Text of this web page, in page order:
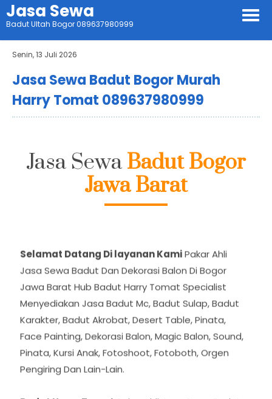
Jasa Sewa
Badut Ultah Bogor 089637980999
Senin, 13 Juli 2026
Jasa Sewa Badut Bogor Murah
Harry Tomat 089637980999
Jasa Sewa Badut Bogor
Jawa Barat
Selamat Datang Di layanan KamiPakar Ahli
Jasa Sewa Badut Dan Dekorasi Balon Di Bogor
Jawa Barat Hub Badut Harry Tomat Specialist
Menyediakan Jasa Badut Mc, Badut Sulap, Badut
Karakter, Badut Akrobat, Desert Table, Pinata,
Face Painting, Dekorasi Balon, Magic Balon, Sound,
Pinata, Kursi Anak, Fotoshoot, Fotoboth, Orgen
Pengiring Dan Lain-Lain.